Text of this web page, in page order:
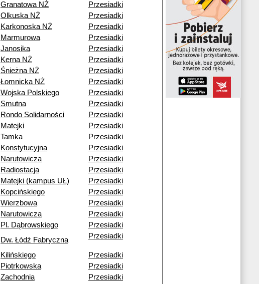
Granatowa NŻ
Przesiadki
Olkuska NŻ
Przesiadki
Karkonoska NŻ
Przesiadki
Marmurowa
Przesiadki
Janosika
Przesiadki
Kerna NŻ
Przesiadki
Śnieżna NŻ
Przesiadki
Łomnicka NŻ
Przesiadki
Wojska Polskiego
Przesiadki
Smutna
Przesiadki
Rondo Solidarności
Przesiadki
Matejki
Przesiadki
Tamka
Przesiadki
Konstytucyjna
Przesiadki
Narutowicza
Przesiadki
Radiostacja
Przesiadki
Matejki (kampus UŁ)
Przesiadki
Kopcińskiego
Przesiadki
Wierzbowa
Przesiadki
Narutowicza
Przesiadki
Pl. Dąbrowskiego
Przesiadki
Dw. Łódź Fabryczna Przesiadki
Kilińskiego
Przesiadki
Piotrkowska
Przesiadki
Zachodnia
Przesiadki